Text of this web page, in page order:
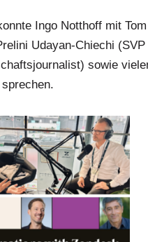
Ingo Notthoff mit
Udayan-Chiechi
sowie